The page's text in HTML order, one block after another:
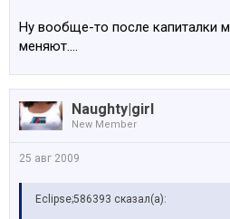
Ну вообще-то после капиталки
меняют....
Naughty|girl
New Member
25 авг 2009
Eclipse;586393 сказал(а):